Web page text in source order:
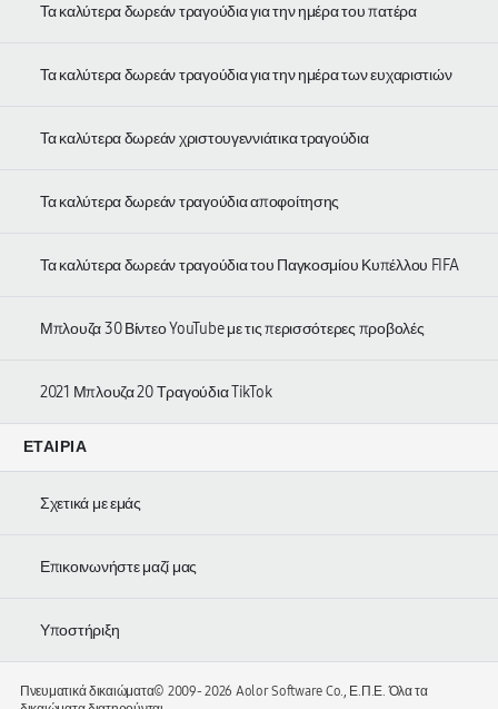
Τα καλύτερα δωρεάν τραγούδια για την ημέρα του πατέρα
Τα καλύτερα δωρεάν τραγούδια για την ημέρα των ευχαριστιών
Τα καλύτερα δωρεάν χριστουγεννιάτικα τραγούδια
Τα καλύτερα δωρεάν τραγούδια αποφοίτησης
Τα καλύτερα δωρεάν τραγούδια του Παγκοσμίου Κυπέλλου FIFA
Μπλουζα 30 Βίντεο YouTube με τις περισσότερες προβολές
2021 Μπλουζα 20 Τραγούδια TikTok
ΕΤΑΙΡΊΑ
Σχετικά με εμάς
Επικοινωνήστε μαζί μας
Υποστήριξη
Πνευματικά δικαιώματα© 2009-2026 Aolor Software Co., Ε.Π.Ε. Όλα τα